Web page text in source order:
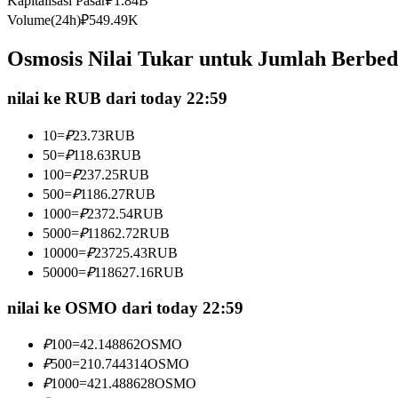
Kontrak berjangka menggunakan USDC sebagai jaminannya
Copy Trading
Bergabunglah dengan pedagang top
Volume(24h)₽549.49K
Osmosis Nilai Tukar untuk Jumlah
nilai ke RUB dari today 22:59
10=₽23.73RUB
50=₽118.63RUB
100=₽237.25RUB
500=₽1186.27RUB
1000=₽2372.54RUB
5000=₽11862.72RUB
10000=₽23725.43RUB
50000=₽118627.16RUB
nilai ke OSMO dari today 22:59
₽100=42.148862OSMO
₽500=210.744314OSMO
₽1000=421.488628OSMO